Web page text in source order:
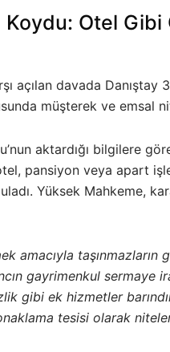
Koydu: Otel Gibi
açılan davada
müşterek ve emsal
aktardığı bilgilere
pansiyon veya apart
Yüksek Mahkeme,
amacıyla taşınmazların
gayrimenkul sermaye
gibi ek hizmetler
tesisi olarak